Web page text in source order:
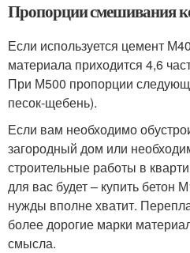
Пропорции смешивания
Если используется цемент
материала приходится 4,6
При М500 пропорции
песок-щебень).
Если вам необходимо
загородный дом или
строительные работы в
для вас будет – купить бетон
нужды вполне хватит.
более дорогие марки
смысла.